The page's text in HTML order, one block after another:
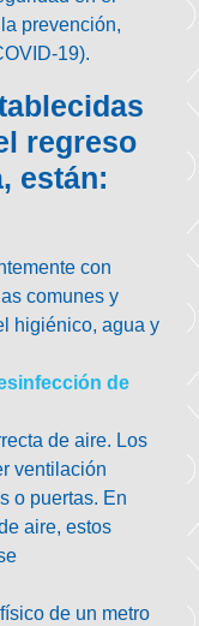
prevención,
19).
regreso
están:
con
comunes y
higiénico, agua y
de
de aire. Los
ventilación
o puertas. En
aire, estos
de un metro